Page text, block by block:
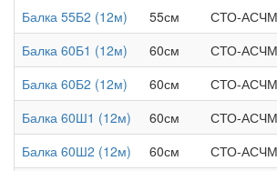
Балка 55Б2 (12м)
55см СТО-АСЧМ
Балка 60Б1 (12м)
60см СТО-АСЧМ
Балка 60Б2 (12м)
60см СТО-АСЧМ
Балка 60Ш1 (12м)
60см СТО-АСЧМ
Балка 60Ш2 (12м)
60см СТО-АСЧМ